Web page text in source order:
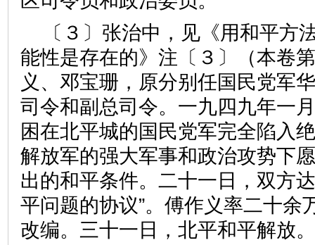
〔３〕张治中，见《用和平方
能性是存在的》注〔３〕（本卷
义、邓宝珊，原分别任国民党军
司令和副总司令。一九四九年一
困在北平城的国民党军完全陷入
解放军的强大军事和政治攻势下
出的和平条件。二十一日，双方
平问题的协议”。傅作义率二十余
改编。三十一日，北平和平解放。